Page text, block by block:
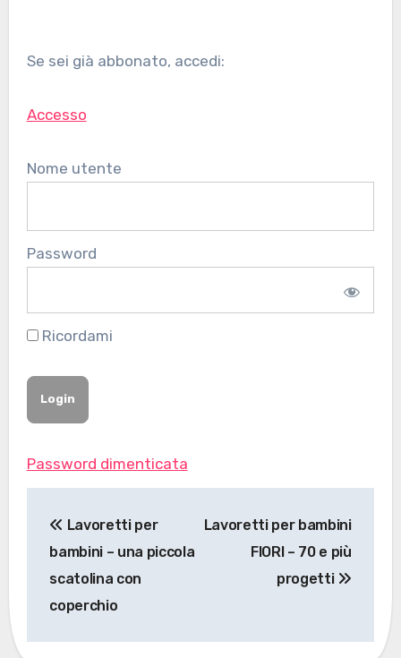
Se sei già abbonato, accedi:
Accesso
Nome utente
Password
Ricordami
Password dimenticata
articoli
Lavoretti per
bambini – una piccola
scatolina con
coperchio
Lavoretti per bambini
FIORI – 70 e più
progetti